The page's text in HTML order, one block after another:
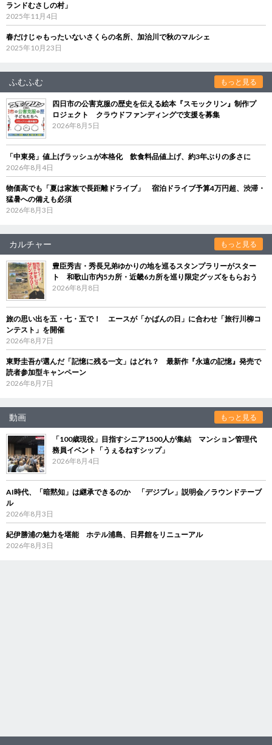
ランドむさしの村」
2025年11月4日
春だけじゃもったいないさくらの名所、加治川で秋のマルシェ
2025年10月23日
ふむふむ もっと見る
四日市の公害克服の歴史を伝える絵本『スモックリン』制作プ
ロジェクト クラウドファンディングで支援を募集
2026年8月5日
「中東発」値上げラッシュが本格化 飲食料品値上げ、約3年ぶりの多さに
2026年8月4日
物価高でも「夏は家族で長距離ドライブ」 宿泊ドライブ予算4万円超、渋滞・
猛暑への備えも必須
2026年8月3日
カルチャー もっと見る
豊臣秀吉・秀長兄弟ゆかりの地を巡るスタンプラリーがスター
ト 和歌山市内5カ所・近畿6カ所を巡り限定グッズをもらおう
2026年8月8日
旅の思い出を五・七・五で！ エースが「かばんの日」に合わせ「旅行川柳コ
ンテスト」を開催
2026年8月7日
東野圭吾が選んだ「記憶に残る一文」はどれ？ 最新作『永遠の記憶』発売で
読者参加型キャンペーン
2026年8月7日
動画 もっと見る
「100歳現役」目指すシニア1500人が集結 マンション管理代
務員イベント「うぇるねすシップ」
2026年8月4日
AI時代、「暗黙知」は継承できるのか 「デジブレ」説明会／ラウンドテーブ
ル
2026年8月3日
紀伊勝浦の魅力を堪能 ホテル浦島、日昇館をリニューアル
2026年8月3日